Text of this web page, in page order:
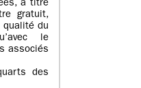
à titre
gratuit,
qualité du
le
associés
des